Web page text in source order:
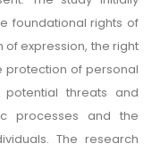
foundational rights of
expression, the right
protection of personal
threats and
processes and the
The research